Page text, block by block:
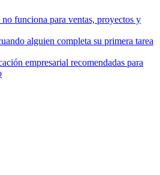
funciona para ventas, proyectos y
alguien completa su primera tarea
empresarial recomendadas para